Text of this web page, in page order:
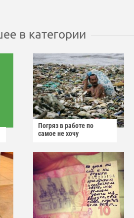
в категории
Погряз в работе по
самое не хочу